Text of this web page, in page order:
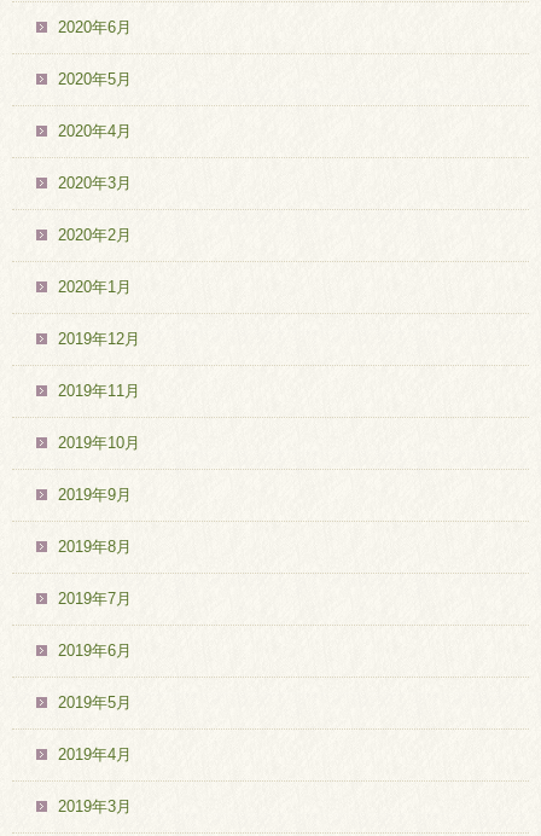
2020年6月
2020年5月
2020年4月
2020年3月
2020年2月
2020年1月
2019年12月
2019年11月
2019年10月
2019年9月
2019年8月
2019年7月
2019年6月
2019年5月
2019年4月
2019年3月